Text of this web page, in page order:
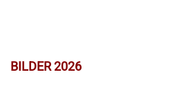
BILDER 2026